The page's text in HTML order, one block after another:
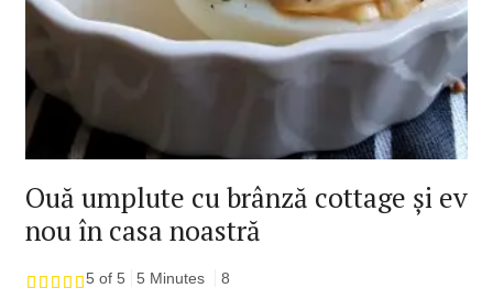
Ouă umplute cu brânză cottage și ev
nou în casa noastră
5 of 5 5 Minutes 8